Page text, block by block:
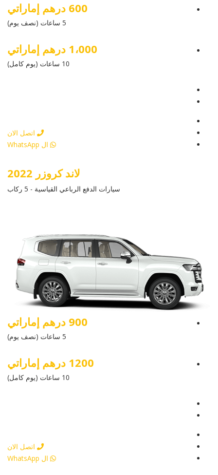
600 درهم إماراتي
5 ساعات (نصف يوم)
1،000 درهم إماراتي
10 ساعات (يوم كامل)
اتصل الان
ال WhatsApp
لاند كروزر 2022
سيارات الدفع الرباعي القياسية - 5 ركاب
900 درهم إماراتي
5 ساعات (نصف يوم)
1200 درهم إماراتي
10 ساعات (يوم كامل)
اتصل الان
ال WhatsApp